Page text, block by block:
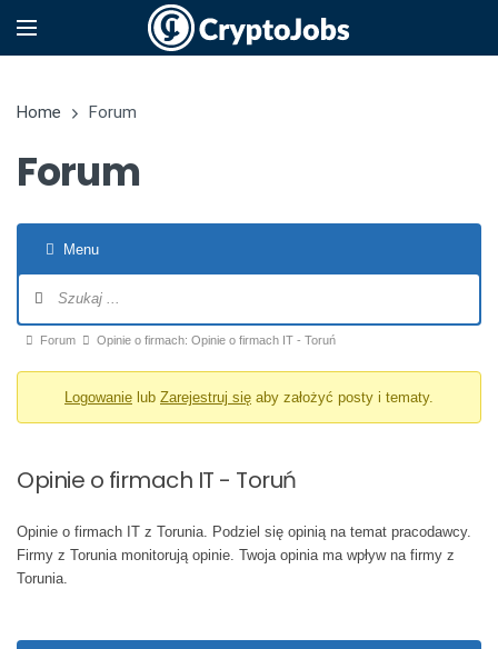
Home Forum
Forum
Menu
Ścieżka forum - jesteś tutaj:
Forum Opinie o firmach: Opinie o firmach IT - Toruń
Logowanie lub Zarejestruj się aby założyć posty i tematy.
Opinie o firmach IT - Toruń
Opinie o firmach IT z Torunia. Podziel się opinią na temat pracodawcy.
Firmy z Torunia monitorują opinie. Twoja opinia ma wpływ na firmy z
Torunia.